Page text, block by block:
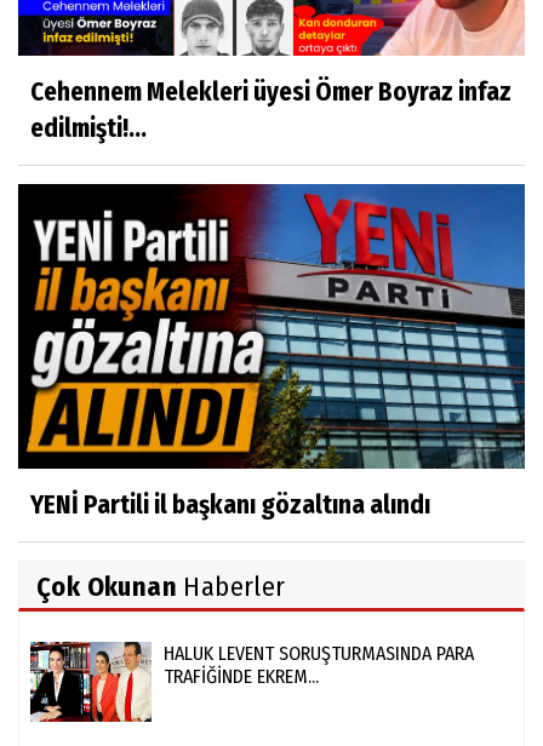
Cehennem Melekleri üyesi Ömer Boyraz infaz
edilmişti!...
YENİ Partili il başkanı gözaltına alındı
Çok Okunan Haberler
HALUK LEVENT SORUŞTURMASINDA PARA
TRAFİĞİNDE EKREM...